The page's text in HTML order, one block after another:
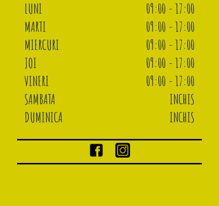
LUNI
09:00 - 17:00
MARTI
09:00 - 17:00
MIERCURI
09:00 - 17:00
JOI
09:00 - 17:00
VINERI
09:00 - 17:00
SAMBATA
INCHIS
DUMINICA
INCHIS